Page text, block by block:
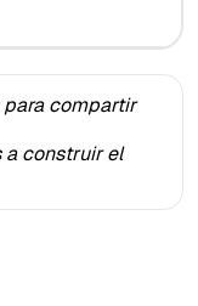
para compartir
a construir el